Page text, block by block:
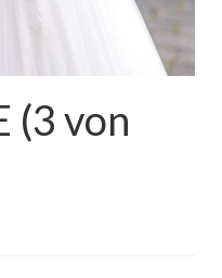
(3 von